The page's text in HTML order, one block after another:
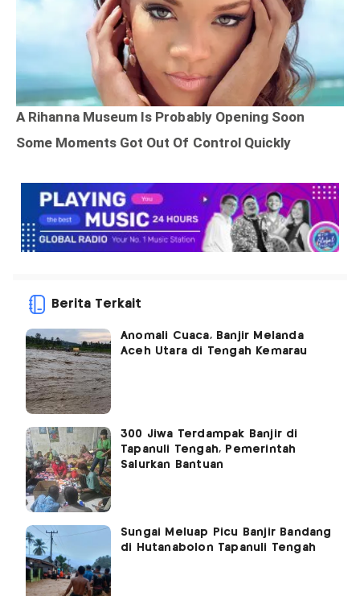
Berita Terkait
Anomali Cuaca, Banjir Melanda
Aceh Utara di Tengah Kemarau
300 Jiwa Terdampak Banjir di
Tapanuli Tengah, Pemerintah
Salurkan Bantuan
Sungai Meluap Picu Banjir Bandang
di Hutanabolon Tapanuli Tengah